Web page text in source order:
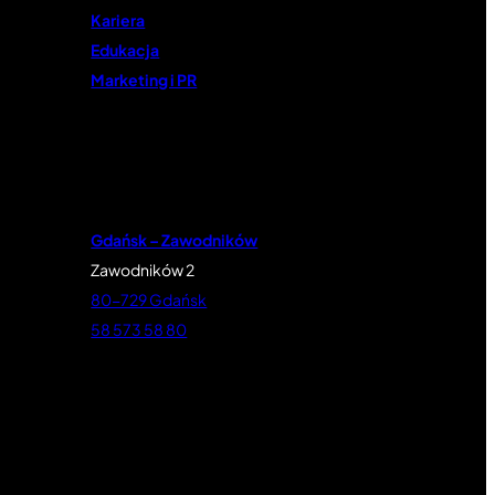
Kariera
Edukacja
Marketing i PR
Gdańsk – Zawodników
Zawodników 2
80-729 Gdańsk
58 573 58 80